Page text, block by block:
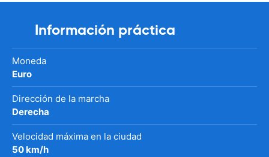
Información práctica
Moneda
Euro
Dirección de la marcha
Derecha
Velocidad máxima en la ciudad
50 km/h